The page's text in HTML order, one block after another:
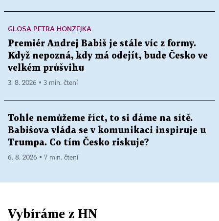
GLOSA PETRA HONZEJKA
Premiér Andrej Babiš je stále víc z formy.
Když nepozná, kdy má odejít, bude Česko ve
velkém průšvihu
3. 8. 2026 ▪ 3 min. čtení
Tohle nemůžeme říct, to si dáme na sítě.
Babišova vláda se v komunikaci inspiruje u
Trumpa. Co tím Česko riskuje?
6. 8. 2026 ▪ 7 min. čtení
Vybíráme z HN